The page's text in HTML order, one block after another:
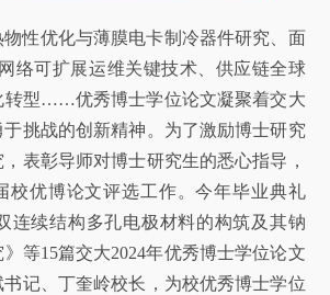
性优化与薄膜电卡制冷器件研究、面
络可扩展运维关键技术、供应链全球
转型……优秀博士学位论文凝聚着交大
挑战的创新精神。为了激励博士研究
表彰导师对博士研究生的悉心指导，
校优博论文评选工作。今年毕业典礼
双连续结构多孔电极材料的构筑及其钠
等15篇交大2024年优秀博士学位论文
记、丁奎岭校长，为校优秀博士学位